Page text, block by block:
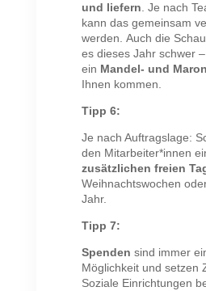
und liefern. Je nach
kann das gemeinsam
werden. Auch die
es dieses Jahr schwer
ein Mandel- und
Ihnen kommen.
Tipp 6:
Je nach Auftragslage:
den Mitarbeiter*innen
zusätzlichen freien
Weihnachtswochen
Jahr.
Tipp 7:
Spenden sind immer
Möglichkeit und setzen
Soziale Einrichtungen